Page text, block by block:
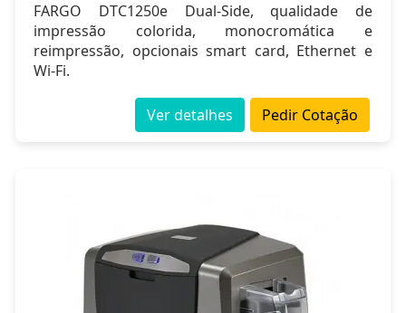
FARGO DTC1250e Dual-Side, qualidade de
impressão colorida, monocromática e
reimpressão, opcionais smart card, Ethernet e
Wi-Fi.
Pedir Cotação
Ver detalhes